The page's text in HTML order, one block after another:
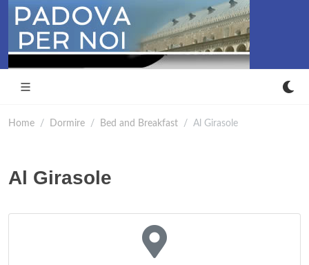
Home Dormire Bed and Breakfast Al Girasole
Al Girasole